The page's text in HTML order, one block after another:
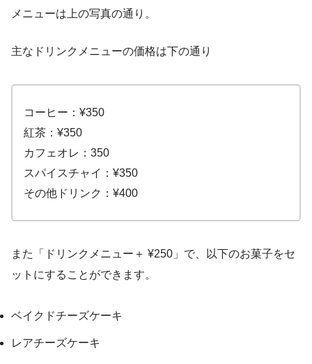
メニューは上の写真の通り。
主なドリンクメニューの価格は下の通り
コーヒー：¥350
紅茶：¥350
カフェオレ：350
スパイスチャイ：¥350
その他ドリンク：¥400
また「ドリンクメニュー＋ ¥250」で、以下のお菓子をセ
ットにすることができます。
ベイクドチーズケーキ
レアチーズケーキ